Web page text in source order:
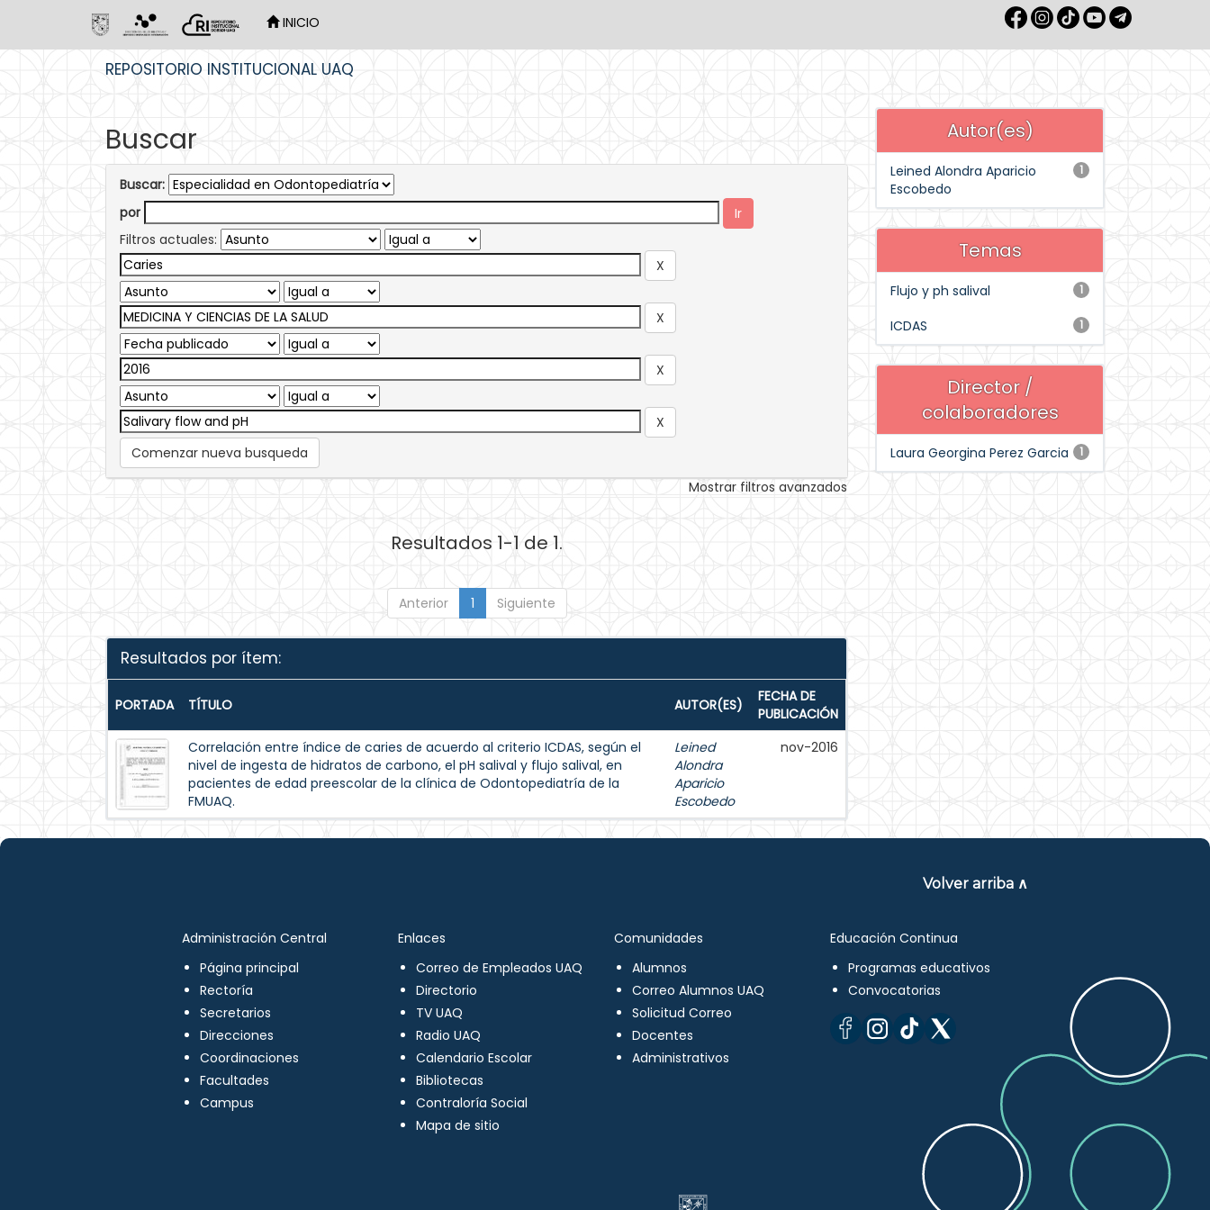
INICIO
REPOSITORIO INSTITUCIONAL UAQ
Buscar
Buscar:
por
Filtros actuales:
Comenzar nueva busqueda
Mostrar filtros avanzados
Resultados 1-1 de 1.
Anterior 1 Siguiente
Resultados por ítem:
PORTADA TÍTULO AUTOR(ES)
FECHA DE
PUBLICACIÓN
Correlación entre índice de caries de acuerdo al criterio ICDAS, según el
nivel de ingesta de hidratos de carbono, el pH salival y flujo salival, en
pacientes de edad preescolar de la clínica de Odontopediatría de la
FMUAQ.
Leined
Alondra
Aparicio
Escobedo
nov-2016
Autor(es)
1
Leined Alondra Aparicio
Escobedo
Temas
1
Flujo y ph salival
1
ICDAS
Director /
colaboradores
1
Laura Georgina Perez Garcia
Volver arriba ∧
Administración Central
Página principal
Rectoría
Secretarios
Direcciones
Coordinaciones
Facultades
Campus
Enlaces
Correo de Empleados UAQ
Directorio
TV UAQ
Radio UAQ
Calendario Escolar
Bibliotecas
Contraloría Social
Mapa de sitio
Comunidades
Alumnos
Correo Alumnos UAQ
Solicitud Correo
Docentes
Administrativos
Educación Continua
Programas educativos
Convocatorias